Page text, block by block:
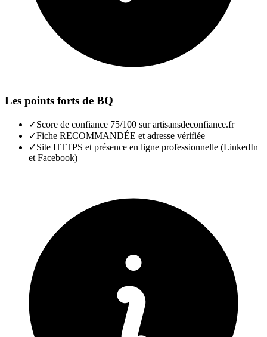
Les points forts de BQ
✓Score de confiance 75/100 sur artisansdeconfiance.fr
✓Fiche RECOMMANDÉE et adresse vérifiée
✓Site HTTPS et présence en ligne professionnelle (LinkedIn
et Facebook)